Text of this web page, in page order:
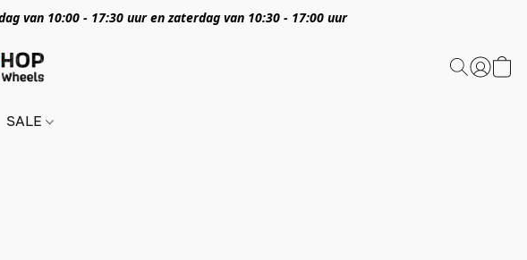
van 10:00 - 17:30 uur en zaterdag van 10:30 - 17:00 uur
SALE